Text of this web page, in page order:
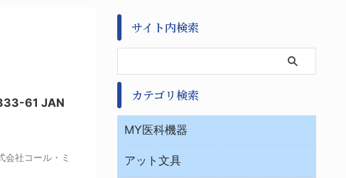
61 JAN
社コール・ミ
サイト内検索
カテゴリ検索
MY医科機器
診察・診断
アット文具